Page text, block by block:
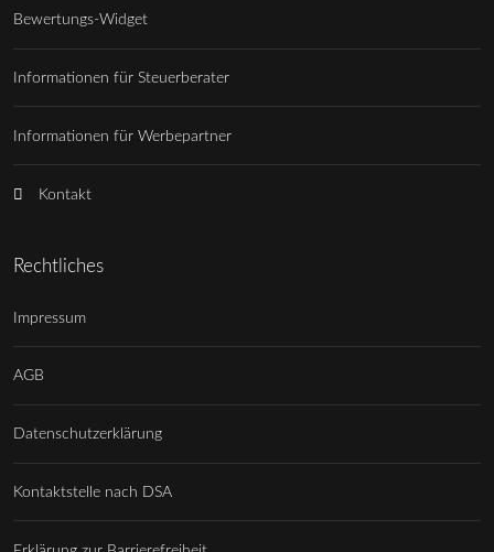
Bewertungs-Widget
Informationen für Steuerberater
Informationen für Werbepartner
Kontakt
Rechtliches
Impressum
AGB
Datenschutzerklärung
Kontaktstelle nach DSA